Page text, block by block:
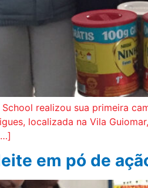
realizou sua primeira
localizada na Vila
em pó de